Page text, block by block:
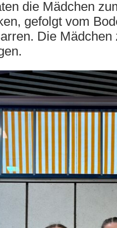
die Mädchen
gefolgt vom
Die